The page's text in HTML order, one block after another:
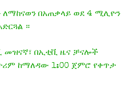
በአጠቃላይ ወደ 4 ሚሊዮን
።
በኢቲቪ ዜና ቻናሎች
ከማለዳው 1:00 ጀምሮ የቀጥታ